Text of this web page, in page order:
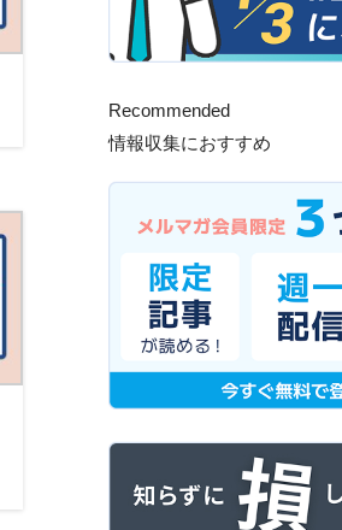
Recommended
情報収集におすすめ